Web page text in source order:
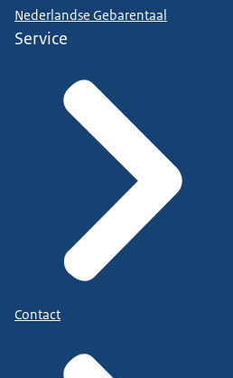
Nederlandse Gebarentaal
Service
Contact